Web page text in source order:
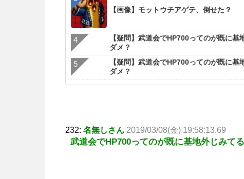
【画像】モットウチアゲテ、倒せた？
【疑問】武道会でHP700ってのが既に
ダメ？
【疑問】武道会でHP700ってのが既に
ダメ？
232: 名無しさん 2019/03/08(金) 19:58:13.69
武道会でHP700ってのが既に基地外じみてる